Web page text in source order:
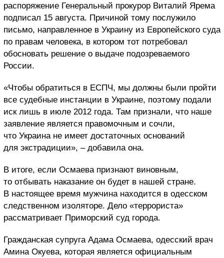
распоряжение Генеральный прокурор Виталий Ярема
подписал 15 августа. Причиной тому послужило
письмо, направленное в Украину из Европейского суда
по правам человека, в котором тот потребовал
обосновать решение о выдаче подозреваемого
России.
«Чтобы обратиться в ЕСПЧ, мы должны были пройти
все судебные инстанции в Украине, поэтому подали
иск лишь в июле 2012 года. Там признали, что наше
заявление является правомочным и сочли,
что Украина не имеет достаточных оснований
для экстрадиции», – добавила она.
В итоге, если Осмаева признают виновным,
то отбывать наказание он будет в нашей стране.
В настоящее время мужчина находится в одесском
следственном изоляторе. Дело «террориста»
рассматривает Приморский суд города.
Гражданская супруга Адама Осмаева, одесский врач
Амина Окуева, которая является официальным